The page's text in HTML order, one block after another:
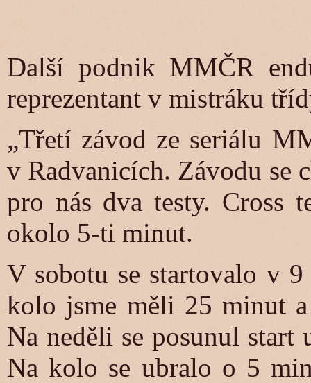
Další podnik MMČR
reprezentant v mistráku
„Třetí závod ze seriálu
v Radvanicích. Závodu se
pro nás dva testy. Cross
okolo 5-ti minut.
V sobotu se startovalo v
kolo jsme měli 25 minut
Na neděli se posunul
Na kolo se ubralo o 5